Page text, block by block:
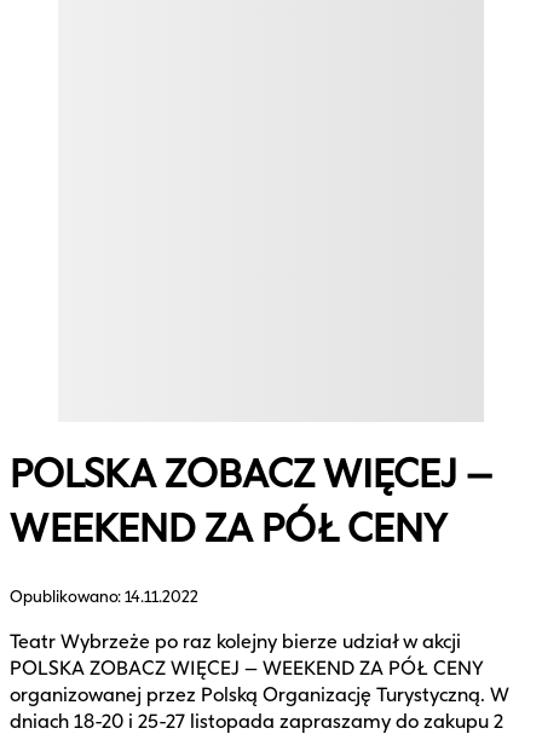
POLSKA ZOBACZ WIĘCEJ –
WEEKEND ZA PÓŁ CENY
Opublikowano:14.11.2022
Teatr Wybrzeże po raz kolejny bierze udział w akcji
POLSKA ZOBACZ WIĘCEJ – WEEKEND ZA PÓŁ CENY
organizowanej przez Polską Organizację Turystyczną. W
dniach 18-20 i 25-27 listopada zapraszamy do zakupu 2